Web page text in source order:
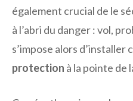
également crucial de le
à l’abri du danger : vol,
s’impose alors d’installer
protection à la pointe de